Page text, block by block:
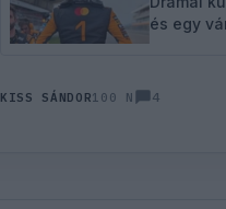
és egy
KISS SÁNDOR100 N 4